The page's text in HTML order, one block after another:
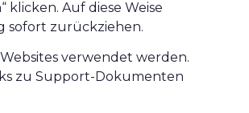
Auf diese Weise
sofort zurückziehen.
verwendet werden.
zu Support-Dokumenten